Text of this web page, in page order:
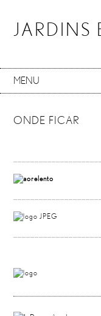
JARDINS
MENU
ONDE FICAR